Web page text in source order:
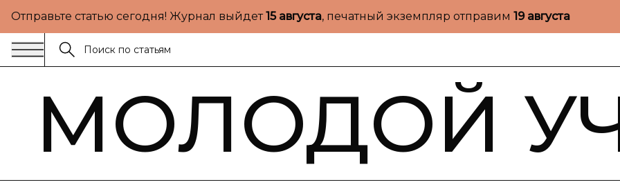
Отправьте статью сегодня! Журнал выйдет15 августа, печатный экземпляр отправим 19 августа
МОЛОДОЙ